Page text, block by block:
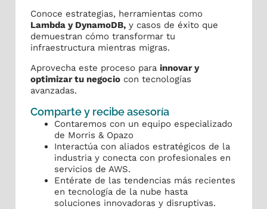
Conoce estrategias, herramientas como
Lambda y DynamoDB, y casos de éxito que
demuestran cómo transformar tu
infraestructura mientras migras.
Aprovecha este proceso para innovar y
optimizar tu negocio con tecnologías
avanzadas.
Comparte y recibe asesoría
Contaremos con un equipo especializado
de Morris & Opazo
Interactúa con aliados estratégicos de la
industria y conecta con profesionales en
servicios de AWS.
Entérate de las tendencias más recientes
en tecnología de la nube hasta
soluciones innovadoras y disruptivas.